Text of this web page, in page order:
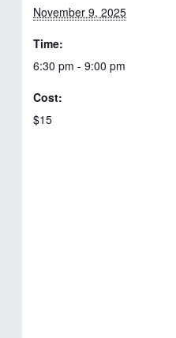
November 9, 2025
Time:
6:30 pm - 9:00 pm
Cost:
$15